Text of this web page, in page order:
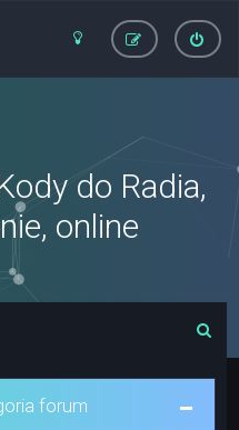
do Radia,
online
forum